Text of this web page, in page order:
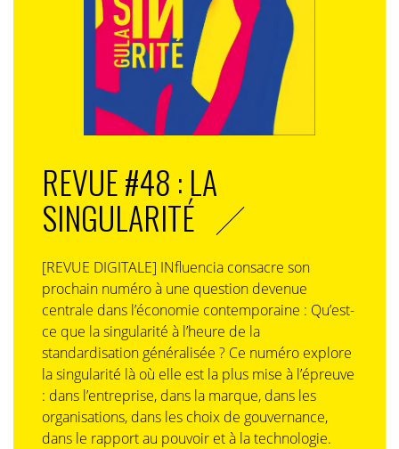
REVUE #48 : LA
SINGULARITÉ
[REVUE DIGITALE] INfluencia consacre son
prochain numéro à une question devenue
centrale dans l’économie contemporaine : Qu’est-
ce que la singularité à l’heure de la
standardisation généralisée ? Ce numéro explore
la singularité là où elle est la plus mise à l’épreuve
: dans l’entreprise, dans la marque, dans les
organisations, dans les choix de gouvernance,
dans le rapport au pouvoir et à la technologie.